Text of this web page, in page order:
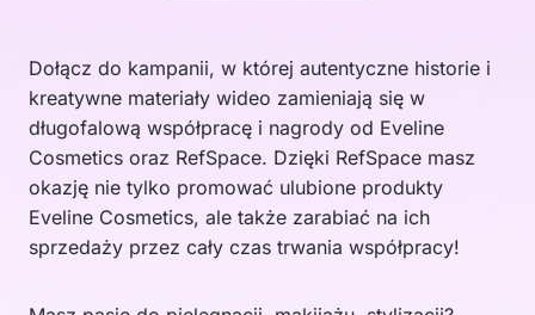
Dołącz do kampanii, w której autentyczne historie i
kreatywne materiały wideo zamieniają się w
długofalową współpracę i nagrody od Eveline
Cosmetics oraz RefSpace. Dzięki RefSpace masz
okazję nie tylko promować ulubione produkty
Eveline Cosmetics, ale także zarabiać na ich
sprzedaży przez cały czas trwania współpracy!